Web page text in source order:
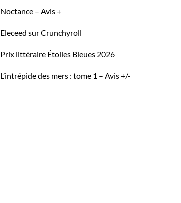
Noctance – Avis +
Eleceed sur Crunchyroll
Prix littéraire Étoiles Bleues 2026
L’intrépide des mers : tome 1 – Avis +/-